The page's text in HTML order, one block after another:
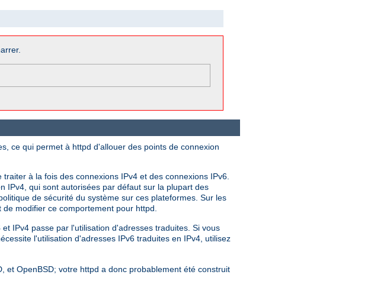
ce qui permet à httpd d'allouer des points de connexion
à la fois des connexions IPv4 et des connexions IPv6.
IPv4, qui sont autorisées par défaut sur la plupart des
de sécurité du système sur ces plateformes. Sur les
de modifier ce comportement pour httpd.
IPv4 passe par l'utilisation d'adresses traduites. Si vous
l'utilisation d'adresses IPv6 traduites en IPv4, utilisez
et OpenBSD; votre httpd a donc probablement été construit